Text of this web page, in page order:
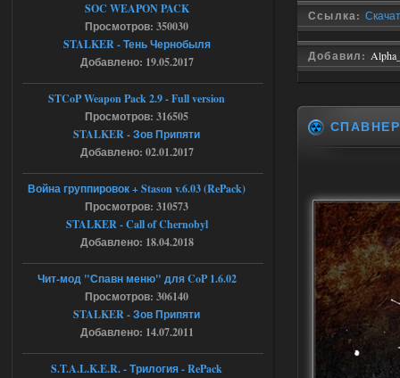
Ссылка:
Добавил:
СПАВНЕР
[error]Expression : FATAL ERROR
[error]Function :
CScriptEngine::lua_pcall_failed
[error]File : D:\a\OGSR-
Engine\OGSR-
Engine\ogsr_engine\COMMON_AI\scrip
t_engine.cpp
[error]Line : 75
[error]Description :
[CScriptEngine::lua_pcall_failed]: ... -
shadow of
chernobyl\gamedata\scripts\xr_camper.sc
ript:510: attempt to index local 'manager'
(a nil value)
Вылет после захода в Припять.
Ответить ➤
Скованные одной цепью
18:37
r4908778
с избавлением от баласта,
доходяга.
Ответить ➤
05.08.2026
SOC WEAPON PACK
Просмотров: 350030
STALKER - Тень Чернобыля
Добавлено: 19.05.2017
STCoP Weapon Pack 2.9 - Full version
Просмотров: 316505
STALKER - Зов Припяти
Добавлено: 02.01.2017
Война группировок + Stason v.6.03 (RePack)
Просмотров: 310573
STALKER - Call of Chernobyl
Добавлено: 18.04.2018
Чит-мод "Спавн меню" для CoP 1.6.02
Просмотров: 306140
STALKER - Зов Припяти
Добавлено: 14.07.2011
S.T.A.L.K.E.R. - Трилогия - RePack